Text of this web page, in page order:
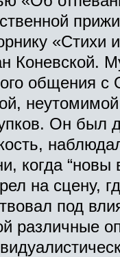
«Стихи
Коневской.
общения с
Он был
когда
на сцену,
под
различные